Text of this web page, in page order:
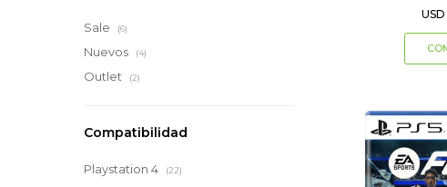
USD
Sale (6)
Nuevos (4)
Outlet (2)
Compatibilidad
Playstation 4 (22)